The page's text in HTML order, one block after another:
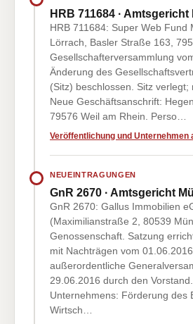
HRB 711684 ·
HRB 711684: Super Web Fund
Lörrach, Basler Straße 163,
Gesellschafterversammlung
Änderung des
(Sitz) beschlossen. Sitz verlegt;
Neue Geschäftsanschrift:
79576 Weil am Rhein. Perso…
Veröffentlichung und Unternehmen
NEUEINTRAGUNGEN
GnR 2670 · Amtsgericht
GnR 2670: Gallus Immobilien
(Maximilianstraße 2, 80539
Genossenschaft. Satzung
mit Nachträgen vom
außerordentliche
29.06.2016 durch den
Unternehmens: Förderung des
Wirtsch…